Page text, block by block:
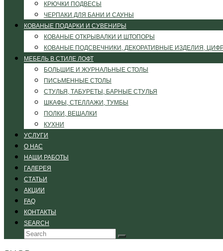
КРЮЧКИ ПОДВЕСЫ
ЧЕРПАКИ ДЛЯ БАНИ И САУНЫ
КОВАНЫЕ ПОДАРКИ И СУВЕНИРЫ
КОВАНЫЕ ОТКРЫВАЛКИ И ШТОПОРЫ
КОВАНЫЕ ПОДСВЕЧНИКИ, ДЕКОРАТИВНЫЕ ИЗДЕЛИЯ,
МЕБЕЛЬ В СТИЛЕ ЛОФТ
БОЛЬШИЕ И ЖУРНАЛЬНЫЕ СТОЛЫ
ПИСЬМЕННЫЕ СТОЛЫ
СТУЛЬЯ, ТАБУРЕТЫ, БАРНЫЕ СТУЛЬЯ
ШКАФЫ, СТЕЛЛАЖИ, ТУМБЫ
ПОЛКИ, ВЕШАЛКИ
КУХНИ
УСЛУГИ
О НАС
НАШИ РАБОТЫ
ГАЛЕРЕЯ
СТАТЬИ
АКЦИИ
FAQ
КОНТАКТЫ
SEARCH
Search
Submit